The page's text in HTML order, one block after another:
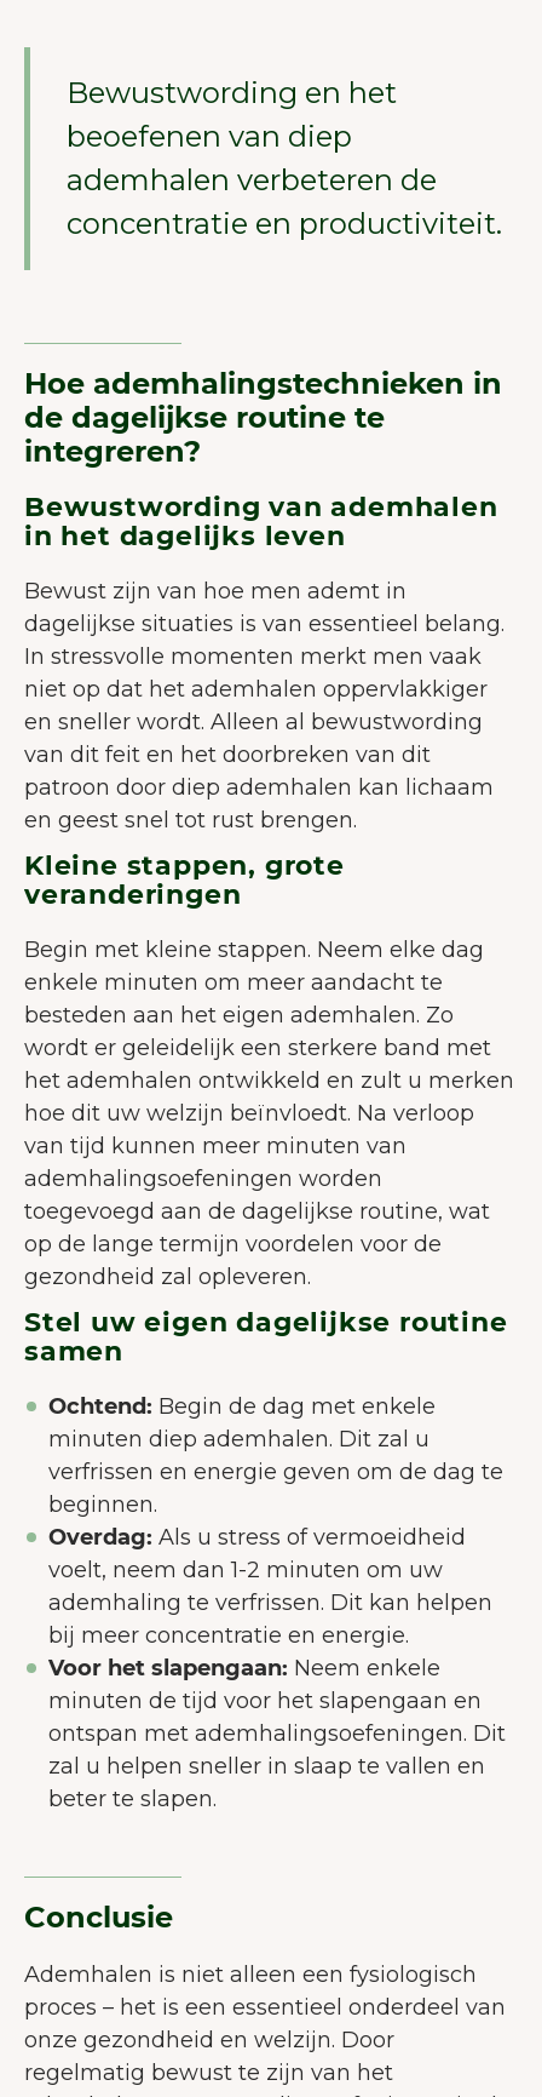
Bewustwording en het
beoefenen van diep
ademhalen verbeteren de
concentratie en productiviteit.
Hoe ademhalingstechnieken in
de dagelijkse routine te
integreren?
Bewustwording van ademhalen
in het dagelijks leven
Bewust zijn van hoe men ademt in
dagelijkse situaties is van essentieel belang.
In stressvolle momenten merkt men vaak
niet op dat het ademhalen oppervlakkiger
en sneller wordt. Alleen al bewustwording
van dit feit en het doorbreken van dit
patroon door diep ademhalen kan lichaam
en geest snel tot rust brengen.
Kleine stappen, grote
veranderingen
Begin met kleine stappen. Neem elke dag
enkele minuten om meer aandacht te
besteden aan het eigen ademhalen. Zo
wordt er geleidelijk een sterkere band met
het ademhalen ontwikkeld en zult u merken
hoe dit uw welzijn beïnvloedt. Na verloop
van tijd kunnen meer minuten van
ademhalingsoefeningen worden
toegevoegd aan de dagelijkse routine, wat
op de lange termijn voordelen voor de
gezondheid zal opleveren.
Stel uw eigen dagelijkse routine
samen
Ochtend: Begin de dag met enkele
minuten diep ademhalen. Dit zal u
verfrissen en energie geven om de dag te
beginnen.
Overdag: Als u stress of vermoeidheid
voelt, neem dan 1-2 minuten om uw
ademhaling te verfrissen. Dit kan helpen
bij meer concentratie en energie.
Voor het slapengaan: Neem enkele
minuten de tijd voor het slapengaan en
ontspan met ademhalingsoefeningen. Dit
zal u helpen sneller in slaap te vallen en
beter te slapen.
Conclusie
Ademhalen is niet alleen een fysiologisch
proces – het is een essentieel onderdeel van
onze gezondheid en welzijn. Door
regelmatig bewust te zijn van het
WELKOM BIJ JUNAIU.
Op onze website gebruiken wij
cookies die ons helpen de
gebruikerservaring te verbeteren.
Meer over cookies
Alles accepteren
Alleen noodzakelijke
accepteren
Aanpassen